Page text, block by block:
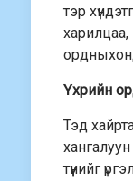
тэр
Үхрийн
Тэд
түүнийг